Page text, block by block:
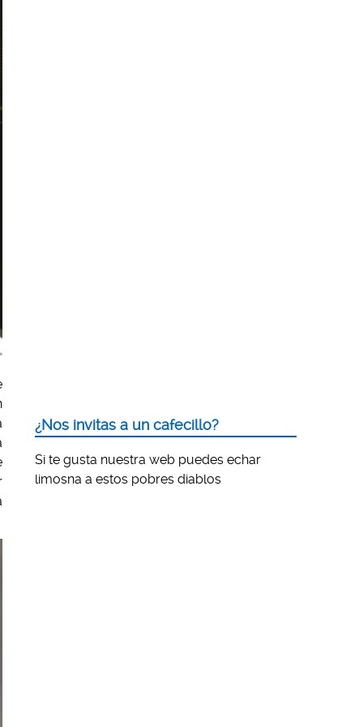
¿Nos invitas a un cafecillo?
Si te gusta nuestra web puedes echar
limosna a estos pobres diablos